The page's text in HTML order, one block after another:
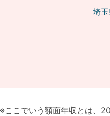
埼
※ここでいう額面年収とは、